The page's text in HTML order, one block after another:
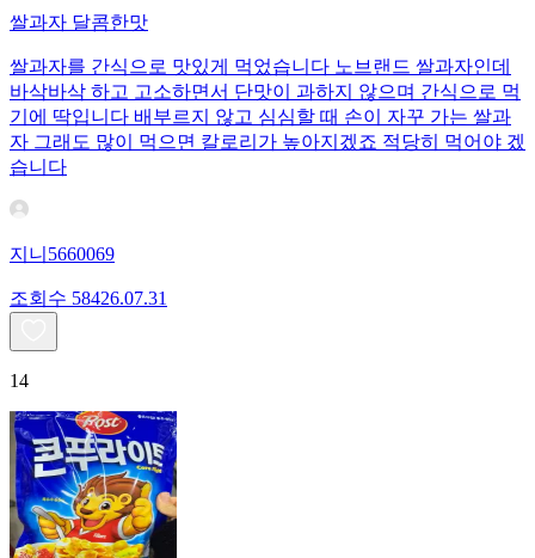
쌀과자 달콤한맛
쌀과자를 간식으로 맛있게 먹었습니다 노브랜드 쌀과자인데
바삭바삭 하고 고소하면서 단맛이 과하지 않으며 간식으로 먹
기에 딱입니다 배부르지 않고 심심할 때 손이 자꾸 가는 쌀과
자 그래도 많이 먹으면 칼로리가 높아지겠죠 적당히 먹어야 겠
습니다
지니5660069
조회수 58426.07.31
14